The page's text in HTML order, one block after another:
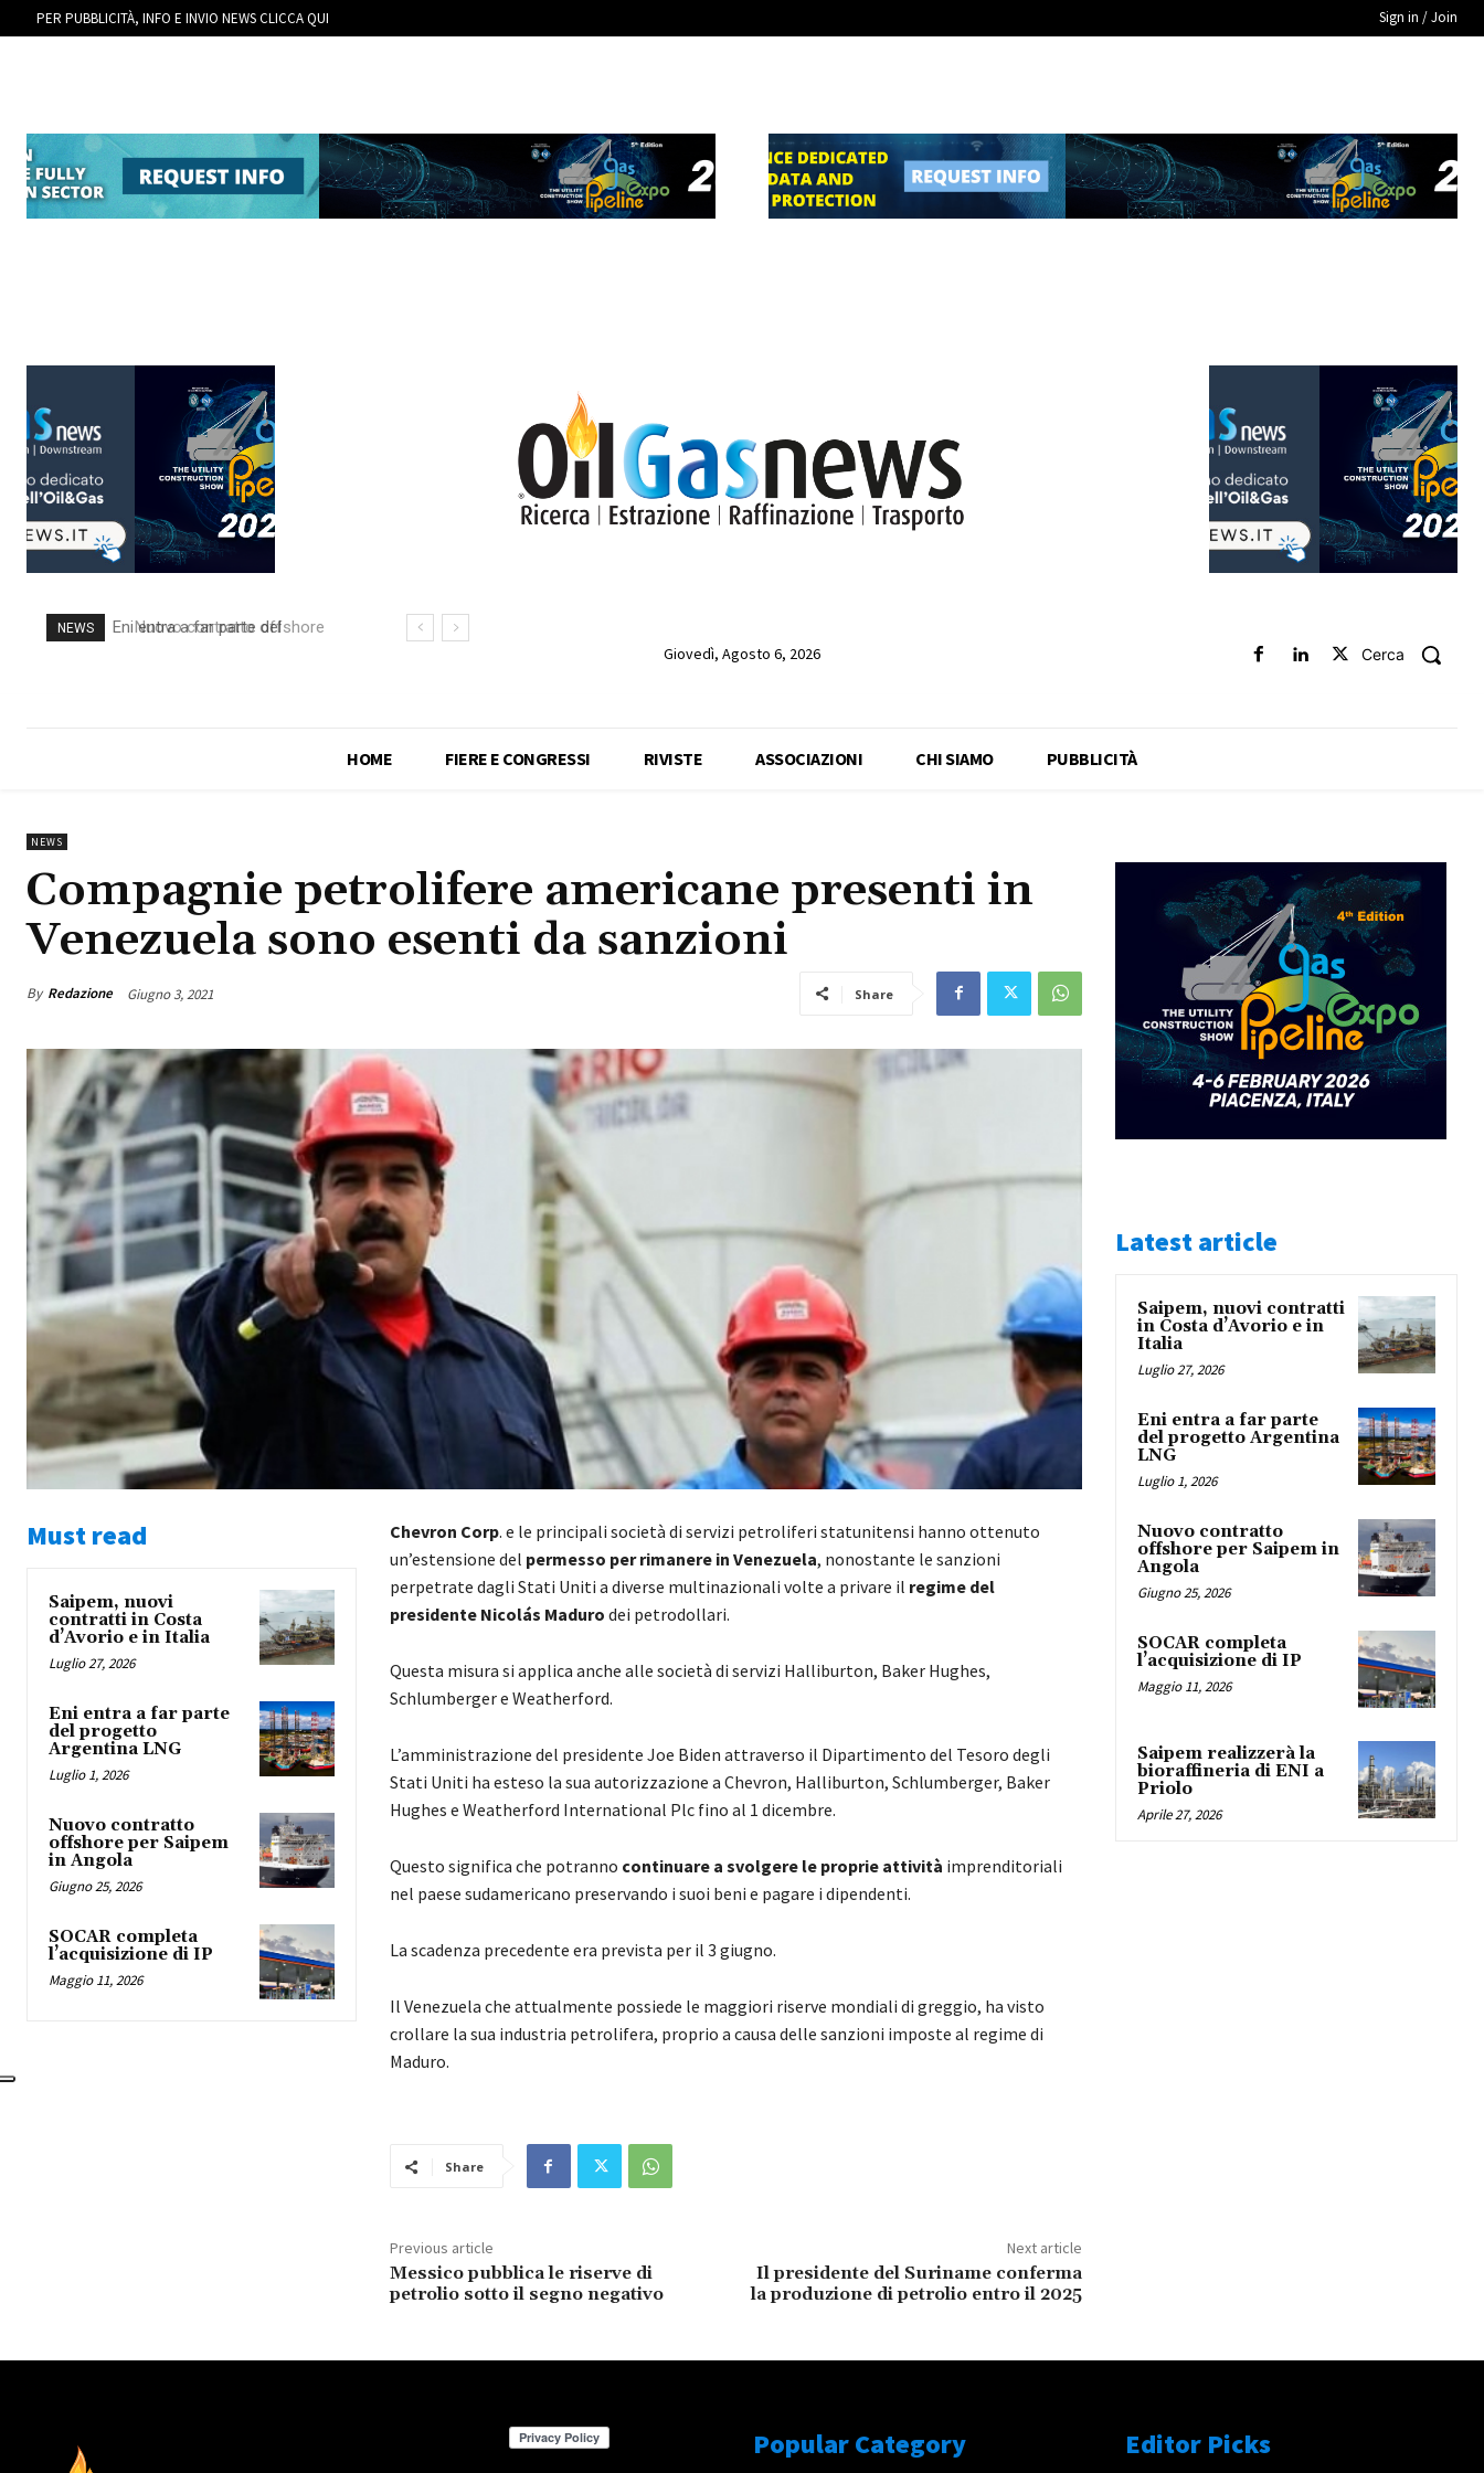
PER PUBBLICITÀ, INFO E INVIO NEWS CLICCA QUI Sign in / Join
NEWS
Nuovo contratto offshore
Giovedì, Agosto 6, 2026 Cerca
HOME FIERE E CONGRESSI RIVISTE ASSOCIAZIONI CHI SIAMO PUBBLICITÀ
NEWS
Compagnie petrolifere americane presenti in
Venezuela sono esenti da sanzioni
By Redazione Giugno 3, 2021 Share
Must read
Saipem, nuovi
contratti in Costa
d’Avorio e in Italia
Luglio 27, 2026
Eni entra a far parte
del progetto
Argentina LNG
Luglio 1, 2026
Nuovo contratto
offshore per Saipem
in Angola
Giugno 25, 2026
SOCAR completa
l’acquisizione di IP
Maggio 11, 2026
Chevron Corp. e le principali società di servizi petroliferi statunitensi hanno ottenuto
un’estensione del permesso per rimanere in Venezuela, nonostante le sanzioni
perpetrate dagli Stati Uniti a diverse multinazionali volte a privare il regime del
presidente Nicolás Maduro dei petrodollari.
Questa misura si applica anche alle società di servizi Halliburton, Baker Hughes,
Schlumberger e Weatherford.
L’amministrazione del presidente Joe Biden attraverso il Dipartimento del Tesoro degli
Stati Uniti ha esteso la sua autorizzazione a Chevron, Halliburton, Schlumberger, Baker
Hughes e Weatherford International Plc fino al 1 dicembre.
Questo significa che potranno continuare a svolgere le proprie attività imprenditoriali
nel paese sudamericano preservando i suoi beni e pagare i dipendenti.
La scadenza precedente era prevista per il 3 giugno.
Il Venezuela che attualmente possiede le maggiori riserve mondiali di greggio, ha visto
crollare la sua industria petrolifera, proprio a causa delle sanzioni imposte al regime di
Maduro.
Share
Previous article
Messico pubblica le riserve di
petrolio sotto il segno negativo
Next article
Il presidente del Suriname conferma
la produzione di petrolio entro il 2025
Latest article
Saipem, nuovi contratti
in Costa d’Avorio e in
Italia
Luglio 27, 2026
Eni entra a far parte
del progetto Argentina
LNG
Luglio 1, 2026
Nuovo contratto
offshore per Saipem in
Angola
Giugno 25, 2026
SOCAR completa
l’acquisizione di IP
Maggio 11, 2026
Saipem realizzerà la
bioraffineria di ENI a
Priolo
Aprile 27, 2026
Popular Category Editor Picks